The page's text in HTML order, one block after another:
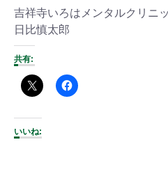
吉祥寺いろはメンタルクリニ
日比慎太郎
共有:
いいね: